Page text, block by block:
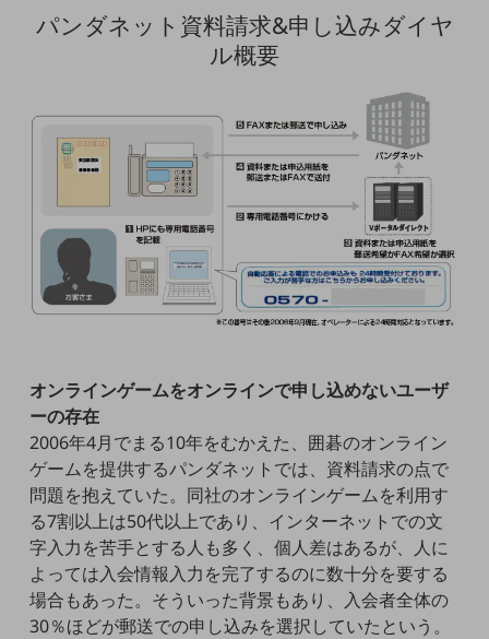
DXに関する課題を解決する
クラウド・データセンター
電話・映像コミュニケーション
セキュリティ
データ利活用
運用管理
業務支援・マーケティング
災害対策・BCP
課題・ニーズで探す
課題・ニーズで探すTOP
コミュニケーション・情報共有
パンダネット資料請求&申し込みダイヤ
ル概要
オンラインゲームをオンラインで申し込めないユーザ
ーの存在
2006年4月でまる10年をむかえた、囲碁のオンライン
ゲームを提供するパンダネットでは、資料請求の点で
問題を抱えていた。同社のオンラインゲームを利用す
る7割以上は50代以上であり、インターネットでの文
字入力を苦手とする人も多く、個人差はあるが、人に
よっては入会情報入力を完了するのに数十分を要する
場合もあった。そういった背景もあり、入会者全体の
30％ほどが郵送での申し込みを選択していたという。